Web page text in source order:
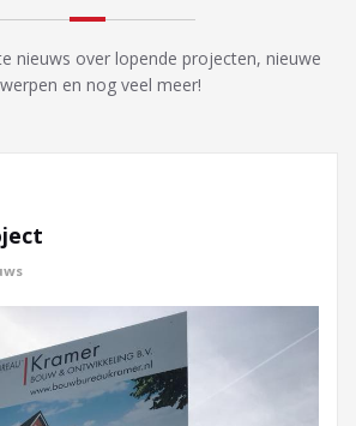
nieuws over lopende projecten, nieuwe
en nog veel meer!